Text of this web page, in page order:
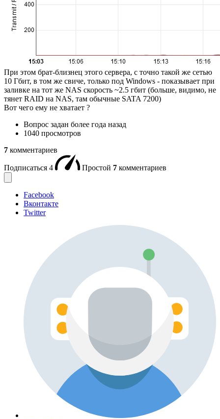
При этом брат-близнец этого сервера, с точно такой же сетью
10 Гбит, в том же свиче, только под Windows - показывает при
заливке на тот же NAS скорость ~2.5 гбит (больше, видимо, не
тянет RAID на NAS, там обычные SATA 7200)
Вот чего ему не хватает ?
Вопрос задан более года назад
1040 просмотров
7 комментариев
Подписаться 4 Простой 7 комментариев
Facebook
Вконтакте
Twitter